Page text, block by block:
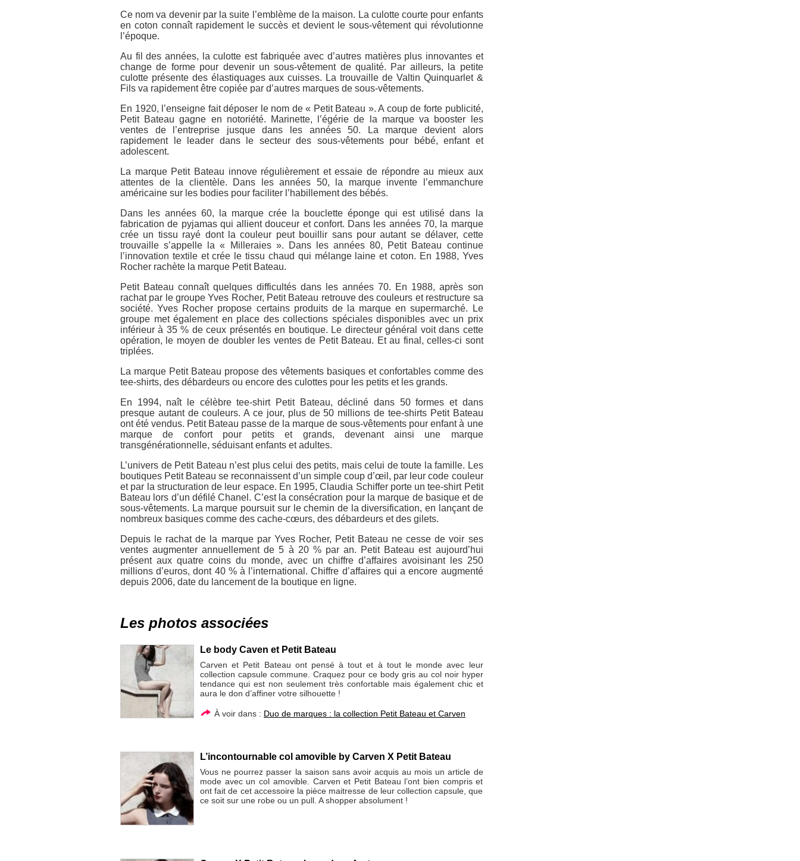
Ce nom va devenir par la suite l’emblème de la maison. La culotte courte pour enfants
en coton connaît rapidement le succès et devient le sous-vêtement qui révolutionne
l’époque.
Au fil des années, la culotte est fabriquée avec d’autres matières plus innovantes et
change de forme pour devenir un sous-vêtement de qualité. Par ailleurs, la petite
culotte présente des élastiquages aux cuisses. La trouvaille de Valtin Quinquarlet &
Fils va rapidement être copiée par d’autres marques de sous-vêtements.
En 1920, l’enseigne fait déposer le nom de « Petit Bateau ». A coup de forte publicité,
Petit Bateau gagne en notoriété. Marinette, l’égérie de la marque va booster les
ventes de l’entreprise jusque dans les années 50. La marque devient alors
rapidement le leader dans le secteur des sous-vêtements pour bébé, enfant et
adolescent.
La marque Petit Bateau innove régulièrement et essaie de répondre au mieux aux
attentes de la clientèle. Dans les années 50, la marque invente l’emmanchure
américaine sur les bodies pour faciliter l’habillement des bébés.
Dans les années 60, la marque crée la bouclette éponge qui est utilisé dans la
fabrication de pyjamas qui allient douceur et confort. Dans les années 70, la marque
crée un tissu rayé dont la couleur peut bouillir sans pour autant se délaver, cette
trouvaille s’appelle la « Milleraies ». Dans les années 80, Petit Bateau continue
l’innovation textile et crée le tissu chaud qui mélange laine et coton. En 1988, Yves
Rocher rachète la marque Petit Bateau.
Petit Bateau connaît quelques difficultés dans les années 70. En 1988, après son
rachat par le groupe Yves Rocher, Petit Bateau retrouve des couleurs et restructure sa
société. Yves Rocher propose certains produits de la marque en supermarché. Le
groupe met également en place des collections spéciales disponibles avec un prix
inférieur à 35 % de ceux présentés en boutique. Le directeur général voit dans cette
opération, le moyen de doubler les ventes de Petit Bateau. Et au final, celles-ci sont
triplées.
La marque Petit Bateau propose des vêtements basiques et confortables comme des
tee-shirts, des débardeurs ou encore des culottes pour les petits et les grands.
En 1994, naît le célèbre tee-shirt Petit Bateau, décliné dans 50 formes et dans
presque autant de couleurs. A ce jour, plus de 50 millions de tee-shirts Petit Bateau
ont été vendus. Petit Bateau passe de la marque de sous-vêtements pour enfant à une
marque de confort pour petits et grands, devenant ainsi une marque
transgénérationnelle, séduisant enfants et adultes.
L’univers de Petit Bateau n’est plus celui des petits, mais celui de toute la famille. Les
boutiques Petit Bateau se reconnaissent d’un simple coup d’œil, par leur code couleur
et par la structuration de leur espace. En 1995, Claudia Schiffer porte un tee-shirt Petit
Bateau lors d’un défilé Chanel. C’est la consécration pour la marque de basique et de
sous-vêtements. La marque poursuit sur le chemin de la diversification, en lançant de
nombreux basiques comme des cache-cœurs, des débardeurs et des gilets.
Depuis le rachat de la marque par Yves Rocher, Petit Bateau ne cesse de voir ses
ventes augmenter annuellement de 5 à 20 % par an. Petit Bateau est aujourd’hui
présent aux quatre coins du monde, avec un chiffre d’affaires avoisinant les 250
millions d’euros, dont 40 % à l’international. Chiffre d’affaires qui a encore augmenté
depuis 2006, date du lancement de la boutique en ligne.
Les photos associées
Le body Caven et Petit Bateau
Carven et Petit Bateau ont pensé à tout et à tout le monde avec leur
collection capsule commune. Craquez pour ce body gris au col noir hyper
tendance qui est non seulement très confortable mais également chic et
aura le don d’affiner votre silhouette !
À voir dans : Duo de marques : la collection Petit Bateau et Carven
L’incontournable col amovible by Carven X Petit Bateau
Vous ne pourrez passer la saison sans avoir acquis au mois un article de
mode avec un col amovible. Carven et Petit Bateau l’ont bien compris et
ont fait de cet accessoire la pièce maitresse de leur collection capsule, que
ce soit sur une robe ou un pull. A shopper absolument !